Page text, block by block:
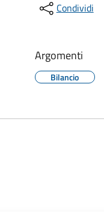
Condividi
Argomenti
Bilancio